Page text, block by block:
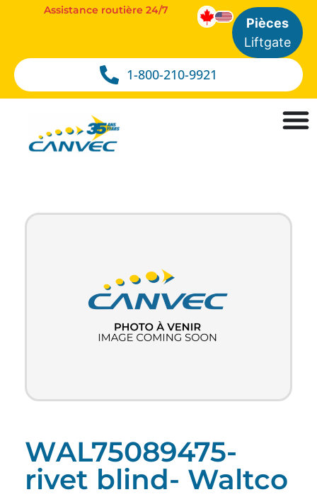
1-800-210-9921
Assistance routière 24/7
Pièces
Liftgate
WAL75089475-
rivet blind- Waltco